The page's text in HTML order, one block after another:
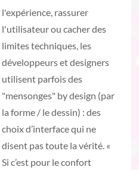
l'expérience, rassurer
l'utilisateur ou cacher des
limites techniques, les
développeurs et designers
utilisent parfois des
"mensonges" by design (par
la forme / le dessin) : des
choix d’interface qui ne
disent pas toute la vérité. «
Si c’est pour le confort